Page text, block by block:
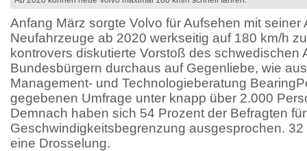
Anfang März sorgte Volvo für Aufsehen mit seiner
Neufahrzeuge ab 2020 werkseitig auf 180 km/h
kontrovers diskutierte Vorstoß des schwedischen
Bundesbürgern durchaus auf Gegenliebe, wie
Management- und Technologieberatung
gegebenen Umfrage unter knapp über 2.000
Demnach haben sich 54 Prozent der Befragten
Geschwindigkeitsbegrenzung ausgesprochen.
eine Drosselung.